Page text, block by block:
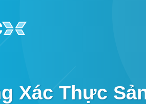
Xác Thực